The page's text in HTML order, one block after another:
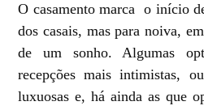
O casamento marca o início
dos casais, mas para noiva,
de um sonho. Algumas
recepções mais intimistas,
luxuosas e, há ainda as que